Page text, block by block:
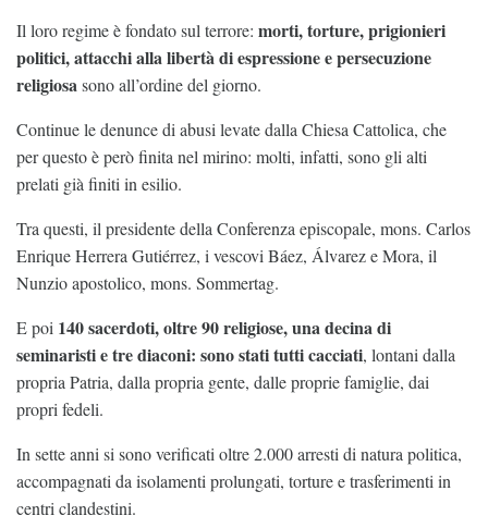
Il loro regime è fondato sul terrore: morti, torture, prigionieri
politici, attacchi alla libertà di espressione e persecuzione
religiosasono all’ordine del giorno.
Continue le denunce di abusi levate dalla Chiesa Cattolica, che
per questo è però finita nel mirino: molti, infatti, sono gli alti
prelati già finiti in esilio.
Tra questi, il presidente della Conferenza episcopale, mons. Carlos
Enrique Herrera Gutiérrez, i vescovi Báez, Álvarez e Mora, il
Nunzio apostolico, mons. Sommertag.
E poi 140 sacerdoti, oltre 90 religiose, una decina di
seminaristi e tre diaconi: sono stati tutti cacciati, lontani dalla
propria Patria, dalla propria gente, dalle proprie famiglie, dai
propri fedeli.
In sette anni si sono verificati oltre 2.000 arresti di natura politica,
accompagnati da isolamenti prolungati, torture e trasferimenti in
centri clandestini.